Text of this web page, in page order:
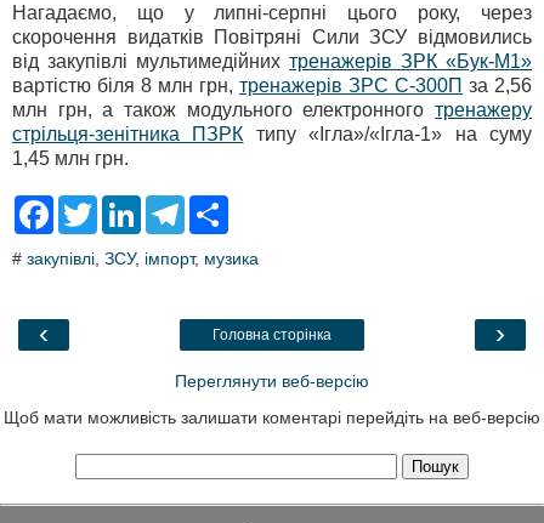
Нагадаємо, що у липні-серпні цього року, через
скорочення видатків Повітряні Сили ЗСУ відмовились
від закупівлі мультимедійних тренажерів ЗРК «Бук-М1»
вартістю біля 8 млн грн, тренажерів ЗРС С-300П за 2,56
млн грн, а також модульного електронного тренажеру
стрільця-зенітника ПЗРК типу «Ігла»/«Ігла-1» на суму
1,45 млн грн.
F
e
o
T
t
L
k
T
e
a
r
# закупівлі ЗСУ, імпорт, музика
‹ ›
Головна сторінка
Переглянути веб-версію
Щоб мати можливість залишати коментарі перейдіть на веб-версію